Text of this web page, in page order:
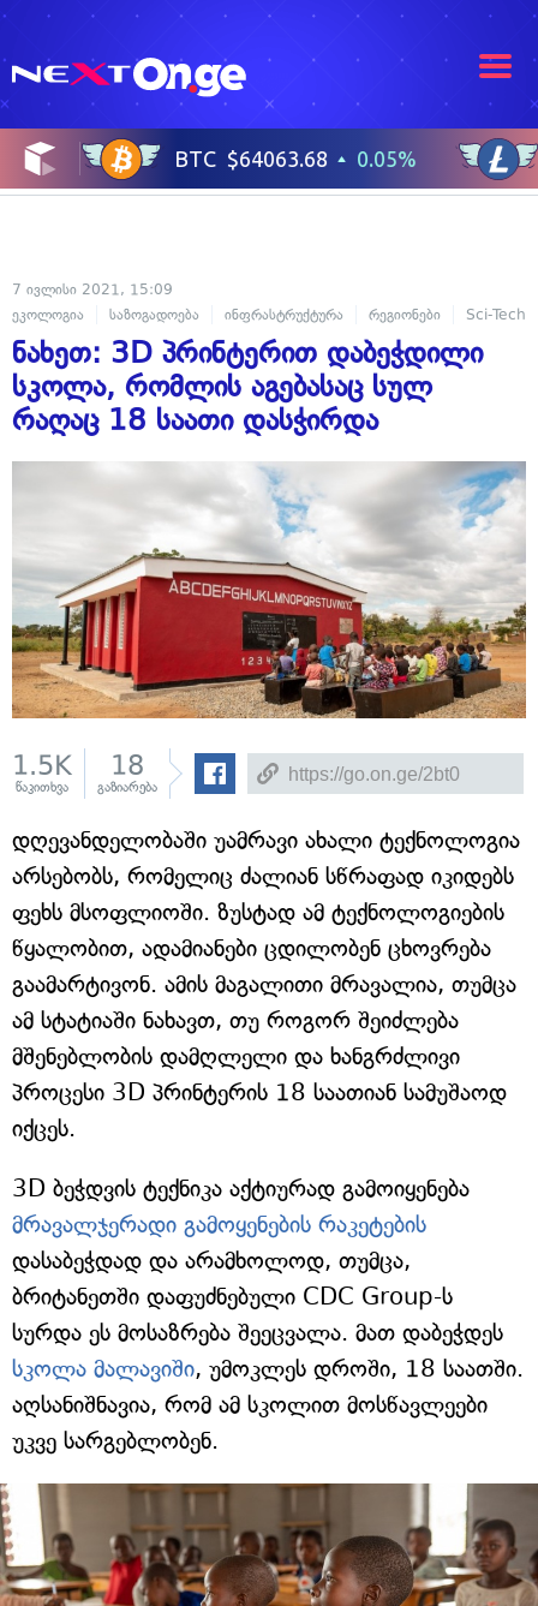
7 ივლისი 2021, 15:09
ეკოლოგია
საზოგადოება ინფრასტრუქტურა რეგიონები Sci-Tech
ნახეთ: 3D პრინტერით დაბეჭდილი
სკოლა, რომლის აგებასაც სულ
რაღაც 18 საათი დასჭირდა
1.5K
წაკითხვა
18
გაზიარება
დღევანდელობაში უამრავი ახალი ტექნოლოგია
არსებობს, რომელიც ძალიან სწრაფად იკიდებს
ფეხს მსოფლიოში. ზუსტად ამ ტექნოლოგიების
წყალობით, ადამიანები ცდილობენ ცხოვრება
გაამარტივონ. ამის მაგალითი მრავალია, თუმცა
ამ სტატიაში ნახავთ, თუ როგორ შეიძლება
მშენებლობის დამღლელი და ხანგრძლივი
პროცესი 3D პრინტერის 18 საათიან სამუშაოდ
იქცეს.
3D ბეჭდვის ტექნიკა აქტიურად გამოიყენება
მრავალჯერადი გამოყენების რაკეტების
დასაბეჭდად და არამხოლოდ, თუმცა,
ბრიტანეთში დაფუძნებული CDC Group-ს
სურდა ეს მოსაზრება შეეცვალა. მათ დაბეჭდეს
სკოლა მალავიში, უმოკლეს დროში, 18 საათში.
აღსანიშნავია, რომ ამ სკოლით მოსწავლეები
უკვე სარგებლობენ.